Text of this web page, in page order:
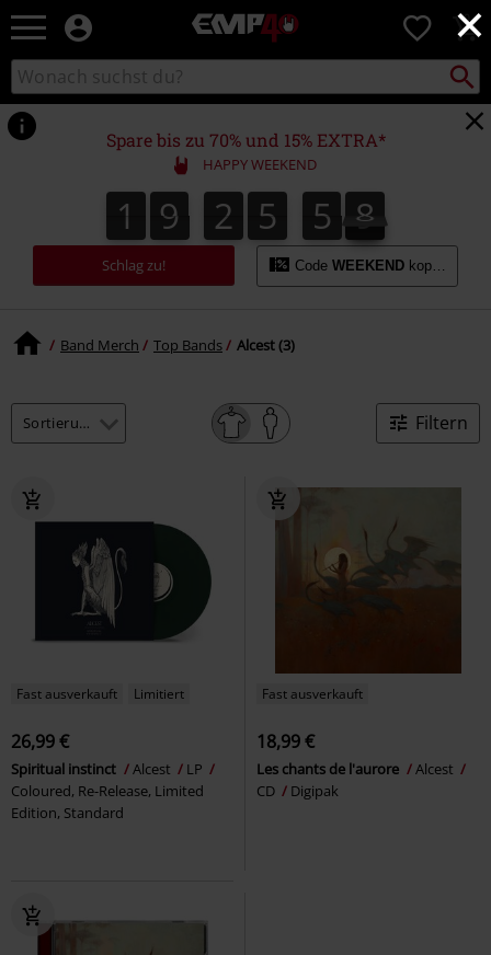
×
EMP
Merchandise
-
Shop
Rock
&
Entertainment
0
Katalog
durchsuchen
suchen
Spare bis zu 70% und 15% EXTRA*
HAPPY WEEKEND
1
1 9
9 2
2 5
6
5 5
0
5 8
9
8
0
9
Schlag zu! Code WEEKEND kopieren
Band Merch Top Bands Alcest (3)
Filtern
Fast ausverkauft Limitiert
26,99 €
Spiritual instinct Alcest
LP
Coloured, Re-Release, Limited
Edition, Standard
Fast ausverkauft
18,99 €
Les chants de l'aurore
Alcest
CD
Digipak